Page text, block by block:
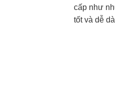
cấp như
tốt và dễ